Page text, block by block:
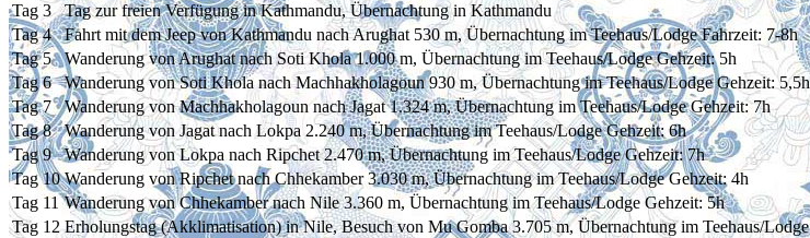
Tag 3
Tag zur freien Verfügung in Kathmandu, Übernachtung in Kathmandu
Tag 4
Fahrt mit dem Jeep von Kathmandu nach Arughat 530 m, Übernachtung im Teehaus/Lodge Fahrzeit: 7-8h
Tag 5
Wanderung von Arughat nach Soti Khola 1.000 m, Übernachtung im Teehaus/Lodge Gehzeit: 5h
Tag 6
Wanderung von Soti Khola nach Machhakholagoun 930 m, Übernachtung im Teehaus/Lodge Gehzeit: 5,5h
Tag 7
Wanderung von Machhakholagoun nach Jagat 1.324 m, Übernachtung im Teehaus/Lodge Gehzeit: 7h
Tag 8
Wanderung von Jagat nach Lokpa 2.240 m, Übernachtung im Teehaus/Lodge Gehzeit: 6h
Tag 9
Wanderung von Lokpa nach Ripchet 2.470 m, Übernachtung im Teehaus/Lodge Gehzeit: 7h
Tag 10 Wanderung von Ripchet nach Chhekamber 3.030 m, Übernachtung im Teehaus/Lodge Gehzeit: 4h
Tag 11 Wanderung von Chhekamber nach Nile 3.360 m, Übernachtung im Teehaus/Lodge Gehzeit: 5h
Tag 12 Erholungstag (Akklimatisation) in Nile, Besuch von Mu Gomba 3.705 m, Übernachtung im Teehaus/Lodge